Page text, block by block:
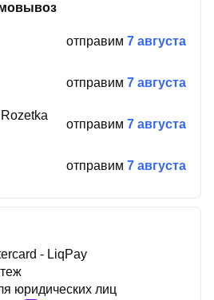
отправим 7 августа
отправим 7 августа
отправим 7 августа
отправим 7 августа
- LiqPay
юридических лиц